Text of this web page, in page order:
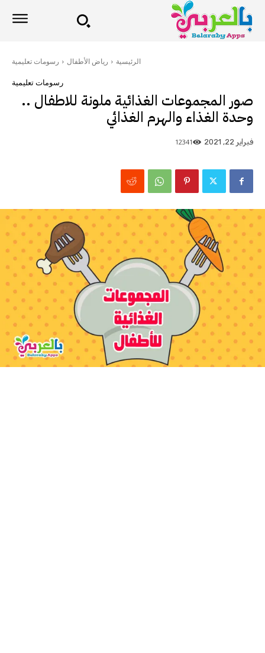
الرئيسية رياض الأطفال رسومات تعليمية
رسومات تعليمية
صور المجموعات الغذائية ملونة للاطفال ..
وحدة الغذاء والهرم الغذائي
فبراير 22, 2021 12341